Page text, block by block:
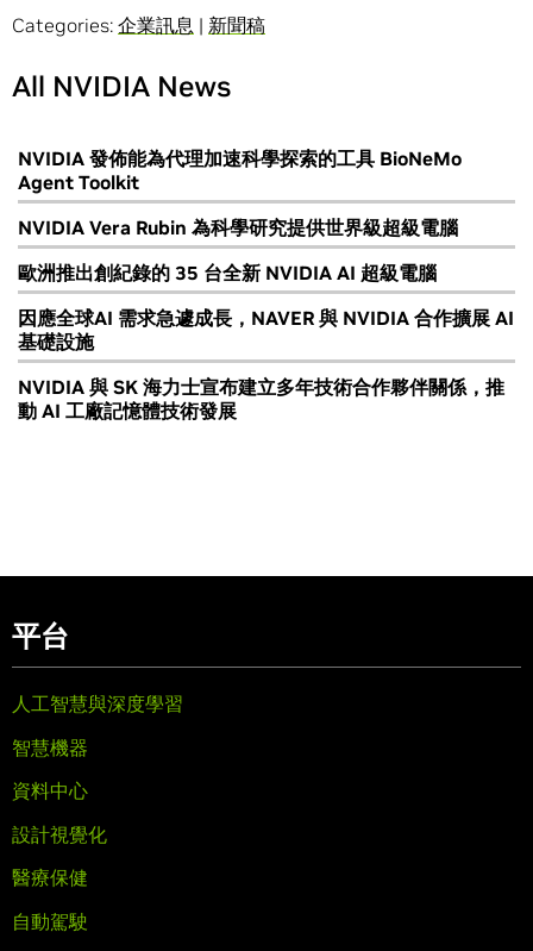
Categories: 企業訊息 | 新聞稿
All NVIDIA News
NVIDIA 發佈能為代理加速科學探索的工具 BioNeMo
Agent Toolkit
NVIDIA Vera Rubin 為科學研究提供世界級超級電腦
歐洲推出創紀錄的 35 台全新 NVIDIA AI 超級電腦
因應全球AI 需求急遽成長，NAVER 與 NVIDIA 合作擴展 AI
基礎設施
NVIDIA 與 SK 海力士宣布建立多年技術合作夥伴關係，推
動 AI 工廠記憶體技術發展
平台
人工智慧與深度學習
智慧機器
資料中心
設計視覺化
醫療保健
自動駕駛